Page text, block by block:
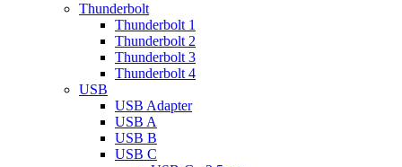
Thunderbolt
Thunderbolt 1
Thunderbolt 2
Thunderbolt 3
Thunderbolt 4
USB
USB Adapter
USB A
USB B
USB C